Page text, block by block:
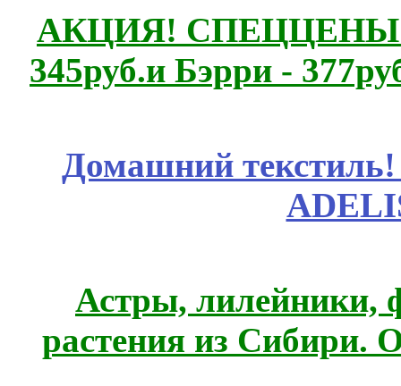
АКЦИЯ! СПЕЦЦЕНЫ
345руб.и Бэрри -
Домашний
Астры, лилейники,
растения из Сибири.